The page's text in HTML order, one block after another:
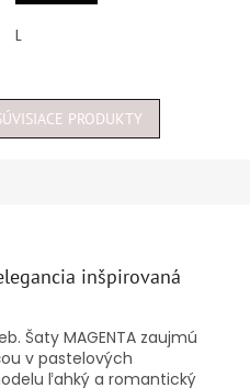
hviezdičiek.
L
PRODUKTY
inšpirovaná
Šaty MAGENTA zaujmú
v pastelových
ľahký a romantický